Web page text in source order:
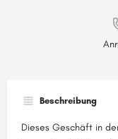
Beschreibung
Dieses Geschäft in